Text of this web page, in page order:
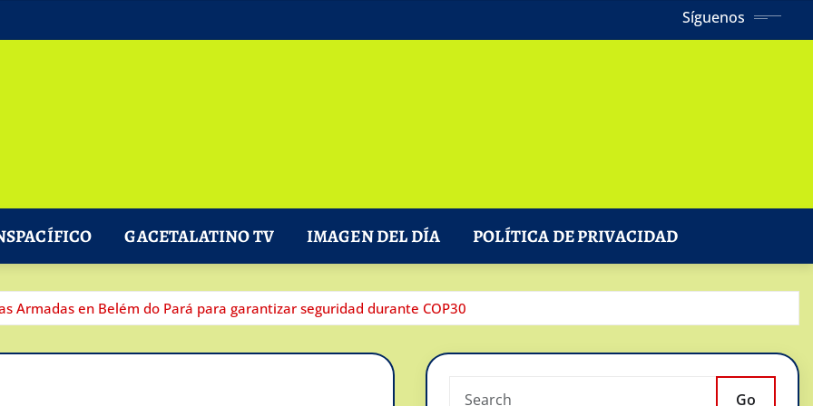
Síguenos
GACETALATINO TV IMAGEN DEL DÍA POLÍTICA DE PRIVACIDAD
Armadas en Belém do Pará para garantizar seguridad durante COP30
Go